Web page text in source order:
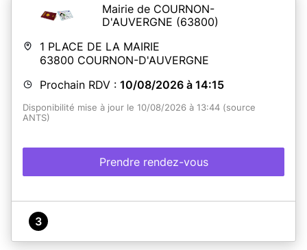
Mairie de COURNON-
D'AUVERGNE (63800)
1 PLACE DE LA MAIRIE
63800 COURNON-D'AUVERGNE
Prochain RDV : 10/08/2026 à 14:15
Disponibilité mise à jour le 10/08/2026 à 13:44 (source
ANTS)
Prendre rendez-vous
3